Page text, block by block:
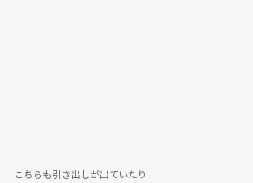
こちらも引き出しが出ていたり